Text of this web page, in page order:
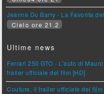
Jeanne Du Barry - La Favorita
Cielo ore 21.2
Ultime news
Ferrari 250 GTO - L'auto di
trailer ufficiale del film [HD]
Couture, il trailer ufficiale del film